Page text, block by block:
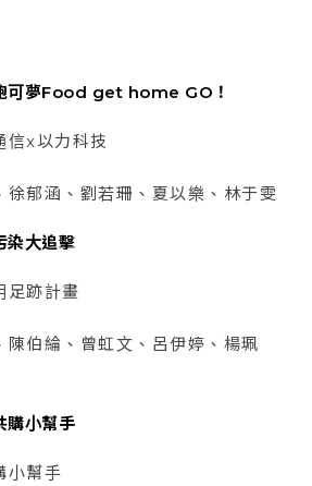
可夢Food get home GO！
信x以力科技
徐郁涵、劉若珊、夏以樂、林于雯
染大追擊
足跡計畫
陳伯綸、曾虹文、呂伊婷、楊珮
購小幫手
小幫手